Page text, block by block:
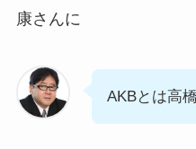
康さんに
AKBとは高